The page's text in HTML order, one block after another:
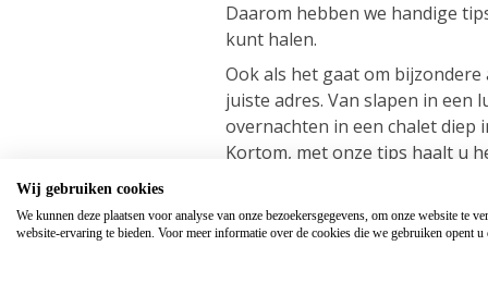
Daarom hebben we handige
kunt halen.
Ook als het gaat om
juiste adres. Van slapen in
overnachten in een chalet diep
Kortom, met onze tips haalt u
Wij gebruiken cookies
We kunnen deze plaatsen voor analyse van onze bezoekersgegevens, om onze website te
website-ervaring te bieden. Voor meer informatie over de cookies die we gebruiken opent u